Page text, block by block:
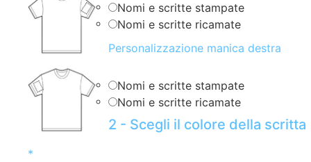
Nomi e scritte stampate
Nomi e scritte ricamate
Personalizzazione manica destra
Nomi e scritte stampate
Nomi e scritte ricamate
2 - Scegli il colore della scritta
*